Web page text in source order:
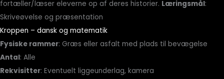
fortæller/læser eleverne op af deres historier. Læringsmål:
Skriveøvelse og præsentation
Kroppen – dansk og matematik
Fysiske rammer: Græs eller asfalt med plads til bevægelse
Antal: Alle
Rekvisitter: Eventuelt liggeunderlag, kamera